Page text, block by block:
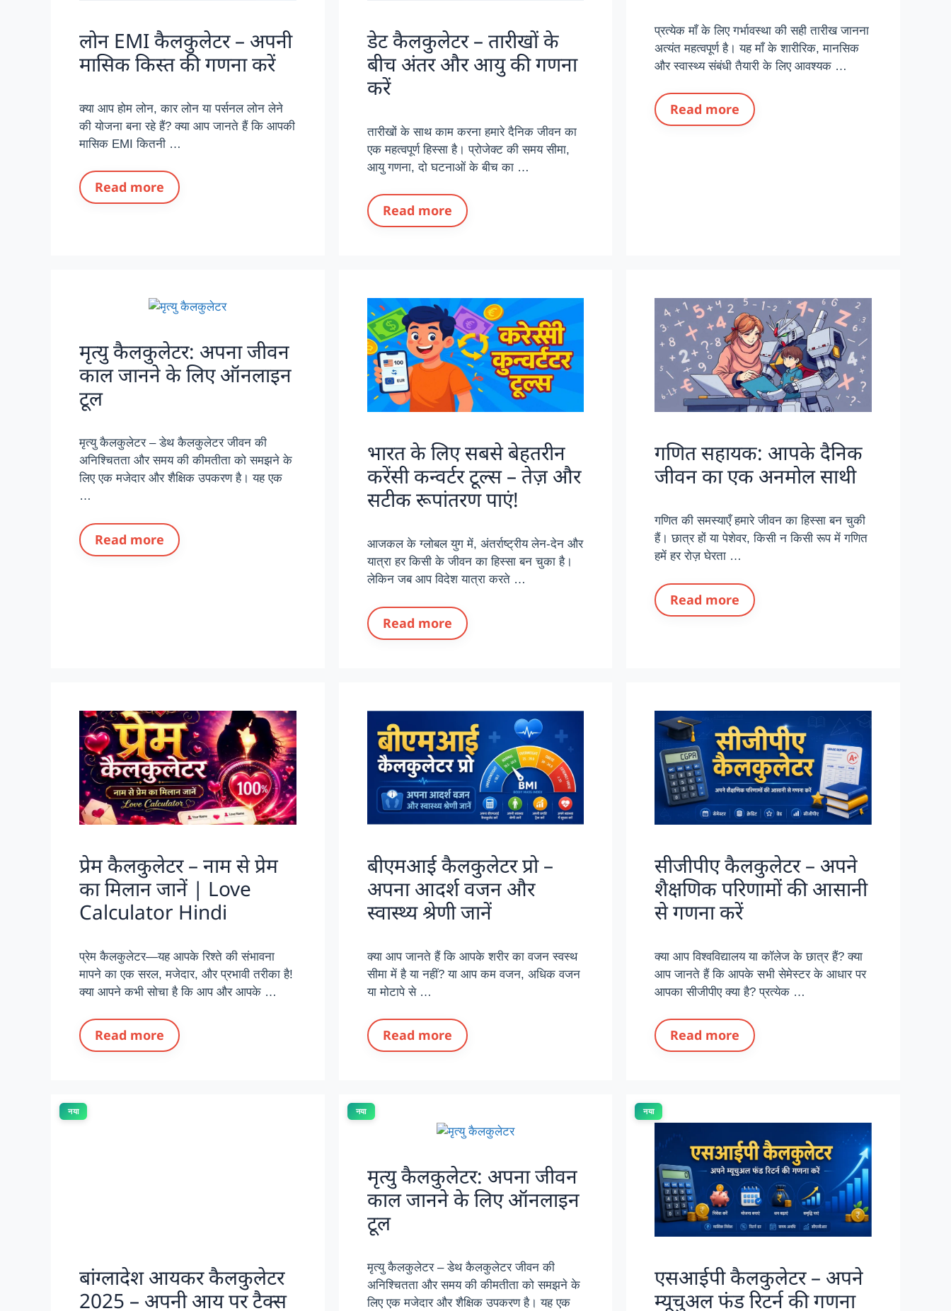
लोन EMI कैलकुलेटर – अपनी
मासिक किस्त की गणना करें
क्या आप होम लोन, कार लोन या पर्सनल लोन लेने
की योजना बना रहे हैं? क्या आप जानते हैं कि आपकी
मासिक EMI कितनी …
Read more
डेट कैलकुलेटर – तारीखों के
बीच अंतर और आयु की गणना
करें
तारीखों के साथ काम करना हमारे दैनिक जीवन का
एक महत्वपूर्ण हिस्सा है। प्रोजेक्ट की समय सीमा,
आयु गणना, दो घटनाओं के बीच का …
Read more
प्रत्येक माँ के लिए गर्भावस्था की सही तारीख जानना
अत्यंत महत्वपूर्ण है। यह माँ के शारीरिक, मानसिक
और स्वास्थ्य संबंधी तैयारी के लिए आवश्यक …
Read more
मृत्यु कैलकुलेटर: अपना जीवन
काल जानने के लिए ऑनलाइन
टूल
मृत्यु कैलकुलेटर – डेथ कैलकुलेटर जीवन की
अनिश्चितता और समय की कीमतीता को समझने के
लिए एक मजेदार और शैक्षिक उपकरण है। यह एक
…
Read more
भारत के लिए सबसे बेहतरीन
करेंसी कन्वर्टर टूल्स – तेज़ और
सटीक रूपांतरण पाएं!
आजकल के ग्लोबल युग में, अंतर्राष्ट्रीय लेन-देन और
यात्रा हर किसी के जीवन का हिस्सा बन चुका है।
लेकिन जब आप विदेश यात्रा करते …
Read more
गणित सहायक: आपके दैनिक
जीवन का एक अनमोल साथी
गणित की समस्याएँ हमारे जीवन का हिस्सा बन चुकी
हैं। छात्र हों या पेशेवर, किसी न किसी रूप में गणित
हमें हर रोज़ घेरता …
Read more
प्रेम कैलकुलेटर – नाम से प्रेम
का मिलान जानें | Love
Calculator Hindi
प्रेम कैलकुलेटर—यह आपके रिश्ते की संभावना
मापने का एक सरल, मजेदार, और प्रभावी तरीका है!
क्या आपने कभी सोचा है कि आप और आपके …
Read more
बीएमआई कैलकुलेटर प्रो –
अपना आदर्श वजन और
स्वास्थ्य श्रेणी जानें
क्या आप जानते हैं कि आपके शरीर का वजन स्वस्थ
सीमा में है या नहीं? या आप कम वजन, अधिक वजन
या मोटापे से …
Read more
सीजीपीए कैलकुलेटर – अपने
शैक्षणिक परिणामों की आसानी
से गणना करें
क्या आप विश्वविद्यालय या कॉलेज के छात्र हैं? क्या
आप जानते हैं कि आपके सभी सेमेस्टर के आधार पर
आपका सीजीपीए क्या है? प्रत्येक …
Read more
क्या आप सोचते हैं कि इस साल आपको बांग्लादेश में
कितना आयकर देना पड़ेगा? कर की गणना हमेशा से
लोगों के लिए एक मुश्किल …
नया
मृत्यु कैलकुलेटर: अपना जीवन
काल जानने के लिए ऑनलाइन
टूल
मृत्यु कैलकुलेटर – डेथ कैलकुलेटर जीवन की
अनिश्चितता और समय की कीमतीता को समझने के
लिए एक मजेदार और शैक्षिक उपकरण है। यह एक
नया
एसआईपी कैलकुलेटर – अपने
म्यूचुअल फंड रिटर्न की गणना
नया